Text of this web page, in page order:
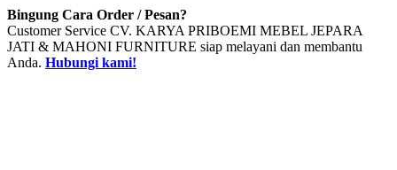
Bingung Cara Order / Pesan?
Customer Service CV. KARYA PRIBOEMI MEBEL JEPARA
JATI & MAHONI FURNITURE siap melayani dan membantu
Anda. Hubungi kami!